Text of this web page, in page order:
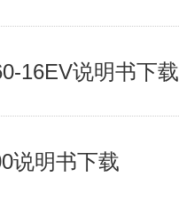
16EV说明书下载
说明书下载